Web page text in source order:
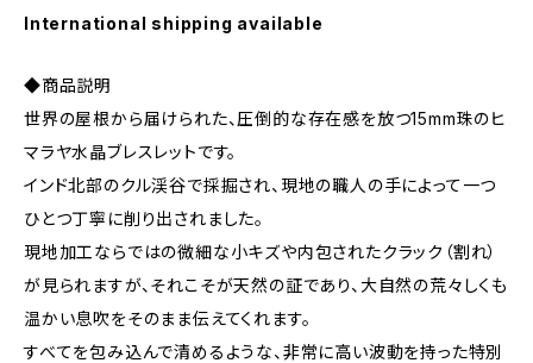
International shipping available
◆商品説明
世界の屋根から届けられた、圧倒的な存在感を放つ15mm珠のヒ
マラヤ水晶ブレスレットです。
インド北部のクル渓谷で採掘され、現地の職人の手によって一つ
ひとつ丁寧に削り出されました。
現地加工ならではの微細な小キズや内包されたクラック（割れ）
が見られますが、それこそが天然の証であり、大自然の荒々しくも
温かい息吹をそのまま伝えてくれます。
すべてを包み込んで清めるような、非常に高い波動を持った特別